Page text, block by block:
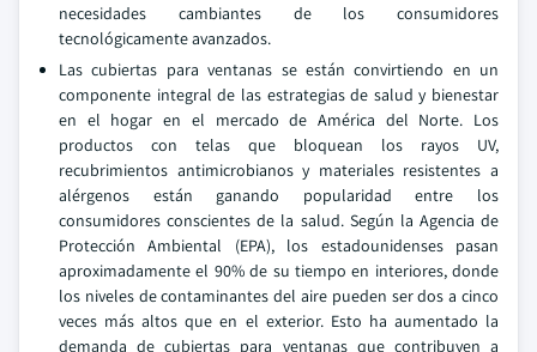
necesidades cambiantes de los consumidores
tecnológicamente avanzados.
Las cubiertas para ventanas se están convirtiendo en un
componente integral de las estrategias de salud y bienestar
en el hogar en el mercado de América del Norte. Los
productos con telas que bloquean los rayos UV,
recubrimientos antimicrobianos y materiales resistentes a
alérgenos están ganando popularidad entre los
consumidores conscientes de la salud. Según la Agencia de
Protección Ambiental (EPA), los estadounidenses pasan
aproximadamente el 90% de su tiempo en interiores, donde
los niveles de contaminantes del aire pueden ser dos a cinco
veces más altos que en el exterior. Esto ha aumentado la
demanda de cubiertas para ventanas que contribuyen a